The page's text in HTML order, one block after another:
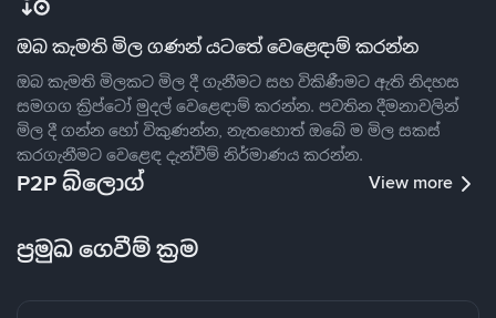
ඔබ කැමති මිල ගණන් යටතේ වෙළෙඳාම් කරන්න
ඔබ කැමති මිලකට මිල දී ගැනීමට සහ විකිණීමට ඇති නිදහස
සමගග ක්‍රිප්ටෝ මුදල් වෙළෙඳාම් කරන්න. පවතින දීමනාවලින්
මිල දී ගන්න හෝ විකුණන්න, නැතහොත් ඔබේ ම මිල සකස්
කරගැනීමට වෙළෙඳ දැන්වීම් නිර්මාණය කරන්න.
P2P බ්ලොග් View more
ප්‍රමුඛ ගෙවීම් ක්‍රම